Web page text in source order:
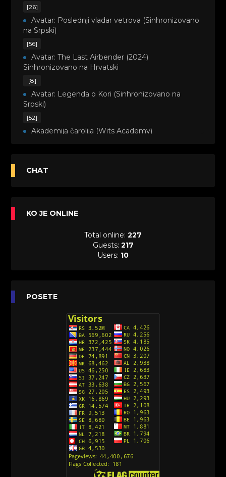
[26]
Avatar: Poslednji vladar vetrova (Sinhronizovano
na Srpski)
[56]
Avatar: The Last Airbender (2024)
Sinhronizovano na Hrvatski
[8]
Avatar: Legenda o Kori (Sinhronizovano na
Srpski)
[52]
Akademija čarolija (Wits Academy)
Avanture Maje i Marka (Sinhronizovano na
Sinhronizovano na Srpski
A.T.O.M. (Alpha Teens On Machines)
Sinhronizovano na Hrvatski
Anatane: Saving the Children of Okura
Avanture Kida Opasnost (Sinhronizovano na
Action Man (Sinhronizovano na Hrvatski)
Action Man (2000) Sinhronizovano na Hrvatski
Andjeoski Prijatelji (Sinhronizovano na Srpski)
Ajkuca (Sharkdog) Sinhronizovano na Srpski
Alvin i veverice (Alvinnn!!! And the Chipmunks)
Sinhronizovano na Srpski
CHAT
KO JE ONLINE
Total online: 227
Guests: 217
Users: 10
POSETE